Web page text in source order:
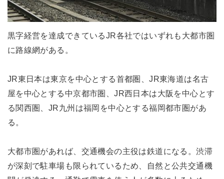
黒字経営を達成できているJR各社ではいずれも大都市圏
に路線網がある。
JR東日本は東京を中心とする首都圏、JR東海道は名古
屋を中心とする中京都市圏、JR西日本は大阪を中心とす
る関西圏、JR九州は福岡を中心とする福岡都市圏があ
る。
大都市圏があれば、交通機会の主役は鉄道になる。渋滞
が深刻で駐車場も限られているため、自然と公共交通機